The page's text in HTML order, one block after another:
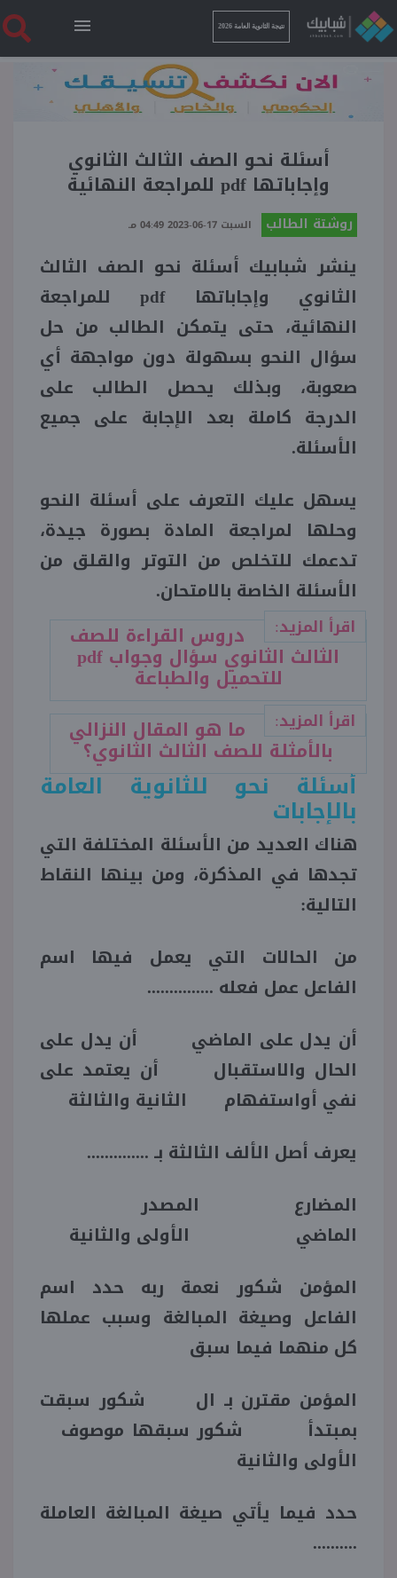
نتيجة الثانوية العامة 2026
الرئيسية
نتيجة الثانوية العامة 2026
فنجان قهوة
بوابة الطلبة
ملفات
منوعات
أسئلة نحو الصف الثالث الثانوي
وإجاباتها pdf للمراجعة النهائية
روشتة الطالب السبت 17-06-2023 04:49 مـ
ينشر شبابيك أسئلة نحو الصف الثالث
الثانوي وإجاباتهاpdfللمراجعة
النهائية، حتى يتمكن الطالب من حل
سؤال النحو بسهولة دون مواجهة أي
صعوبة، وبذلك يحصل الطالب على
الدرجة كاملة بعد الإجابة على جميع
الأسئلة.
يسهل عليك التعرف على أسئلة النحو
وحلها لمراجعة المادة بصورة جيدة،
تدعمك للتخلص من التوتر والقلق من
الأسئلة الخاصة بالامتحان.
اقرأ المزيد: دروس القراءة للصف
الثالث الثانوي سؤال وجواب pdf
للتحميل والطباعة
اقرأ المزيد: ما هو المقال النزالي
بالأمثلة للصف الثالث الثانوي؟
أسئلة نحو للثانوية العامة
بالإجابات
هناك العديد من الأسئلة المختلفة التي
تجدها في المذكرة، ومن بينها النقاط
التالية:
من الحالات التي يعمل فيها اسم
الفاعل عمل فعله ...............
أن يدل على الماضي أن يدل على
الحال والاستقبال أن يعتمد على
نفي أواستفهام الثانية والثالثة
يعرف أصل الألف الثالثة بـ ..............
المضارع المصدر
الماضي الأولى والثانية
المؤمن شكور نعمة ربه حدد اسم
الفاعل وصيغة المبالغة وسبب عملها
كل منهما فيما سبق
المؤمن مقترن بـ ال شكور سبقت
بمبتدأ شكور سبقها موصوف
الأولى والثانية
حدد فيما يأتي صيغة المبالغة العاملة
..........